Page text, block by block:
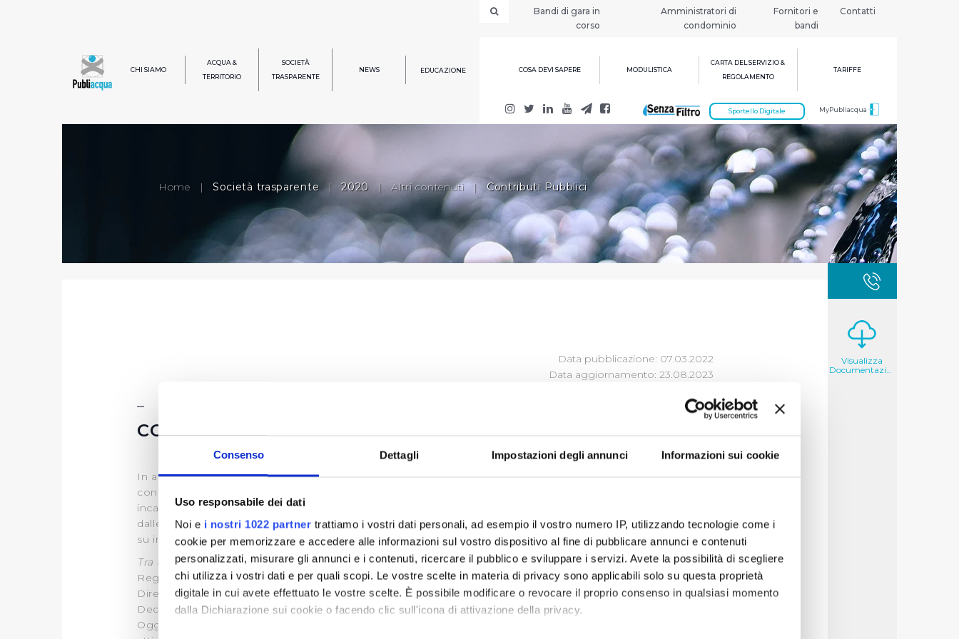
Consenso Dettagli Impostazioni degli annunci Informazioni sui cookie
Uso responsabile dei dati
Noi e i nostri 1022 partner trattiamo i vostri dati personali, ad esempio il vostro numero IP, utilizzando tecnologie come i
cookie per memorizzare e accedere alle informazioni sul vostro dispositivo al fine di pubblicare annunci e contenuti
personalizzati, misurare gli annunci e i contenuti, ricercare il pubblico e sviluppare i servizi. Avete la possibilità di scegliere
chi utilizza i vostri dati e per quali scopi. Le vostre scelte in materia di privacy sono applicabili solo su questa proprietà
digitale in cui avete effettuato le vostre scelte. È possibile modificare o revocare il proprio consenso in qualsiasi momento
dalla Dichiarazione sui cookie o facendo clic sull'icona di attivazione della privacy.
Bandi di gara in
corso
Amministratori di
condominio
Fornitori e
bandi
Contatti
CHI SIAMO
ACQUA &
TERRITORIO
SOCIETÀ
TRASPARENTE
NEWS EDUCAZIONE COSA DEVI SAPERE MODULISTICA
CARTA DEL SERVIZIO &
REGOLAMENTO
TARIFFE
MyPubliacqua
Sportello Digitale
Home | Società trasparente | 2020 | Altri contenuti | Contributi Pubblici
Data pubblicazione: 07.03.2022
Data aggiornamento: 23.08.2023
CONTRIBUTI PUBBLICI
In applicazione dell’articolo 1, comma 125 e ss, della Legge 124/2017 (Legge annuale per il mercato e la
concorrenza), che ha introdotto obblighi di trasparenza per le imprese che ricevono sovvenzioni, contributi,
incarichi retribuiti e comunque vantaggi economici di qualunque genere di importo superiore a 10.000 euro
dalle pubbliche amministrazioni e Società dalle stesse controllate e partecipate, si riportano allegati i contributi
su investimenti Deliberati dalle Autorità eroganti.
Tra questi:
Regione Toscana
Direzione Ambiente ed Energia
Decreto Dirigenziale n.20288 del 6/12/2018: Estremi atto di assegnazione
Oggetto dell'atto: Impegno Publiacqua - Invaso di Bilancino
Visualizza
Documentazione